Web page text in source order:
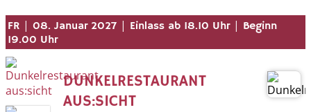
FR | 08. Januar 2027 | Einlass ab 18.10 Uhr | Beginn
19.00 Uhr
DUNKELRESTAURANT
AUS:SICHT